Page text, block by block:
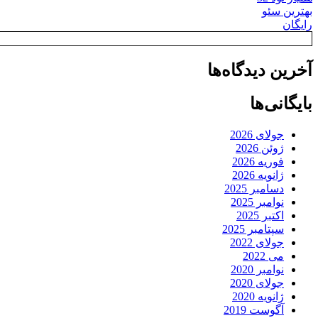
بهترین سئو
رایگان
آخرین دیدگاه‌ها
بایگانی‌ها
جولای 2026
ژوئن 2026
فوریه 2026
ژانویه 2026
دسامبر 2025
نوامبر 2025
اکتبر 2025
سپتامبر 2025
جولای 2022
می 2022
نوامبر 2020
جولای 2020
ژانویه 2020
آگوست 2019